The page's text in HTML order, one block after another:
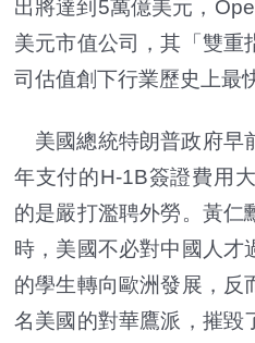
出將達到5萬億美元，
美元市值公司，其「雙重
司估值創下行業歷史上最
美國總統特朗普政府早
年支付的H-1B簽證費用
的是嚴打濫聘外勞。黃仁
時，美國不必對中國人才
的學生轉向歐洲發展，反
名美國的對華鷹派，摧毀